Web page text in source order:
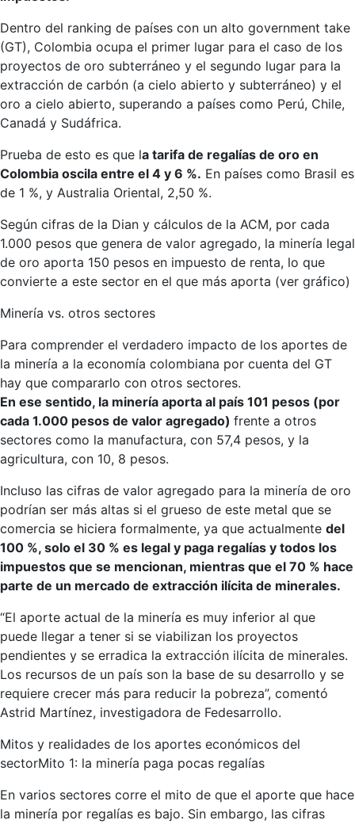
Dentro del ranking de países con un alto government take
(GT), Colombia ocupa el primer lugar para el caso de los
proyectos de oro subterráneo y el segundo lugar para la
extracción de carbón (a cielo abierto y subterráneo) y el
oro a cielo abierto, superando a países como Perú, Chile,
Canadá y Sudáfrica.
Prueba de esto es que la tarifa de regalías de oro en
Colombia oscila entre el 4 y 6 %. En países como Brasil es
de 1 %, y Australia Oriental, 2,50 %.
Según cifras de la Dian y cálculos de la ACM, por cada
1.000 pesos que genera de valor agregado, la minería legal
de oro aporta 150 pesos en impuesto de renta, lo que
convierte a este sector en el que más aporta (ver gráfico)
Minería vs. otros sectores
Para comprender el verdadero impacto de los aportes de
la minería a la economía colombiana por cuenta del GT
hay que compararlo con otros sectores.
En ese sentido, la minería aporta al país 101 pesos (por
cada 1.000 pesos de valor agregado) frente a otros
sectores como la manufactura, con 57,4 pesos, y la
agricultura, con 10, 8 pesos.
Incluso las cifras de valor agregado para la minería de oro
podrían ser más altas si el grueso de este metal que se
comercia se hiciera formalmente, ya que actualmente del
100 %, solo el 30 % es legal y paga regalías y todos los
impuestos que se mencionan, mientras que el 70 % hace
parte de un mercado de extracción ilícita de minerales.
“El aporte actual de la minería es muy inferior al que
puede llegar a tener si se viabilizan los proyectos
pendientes y se erradica la extracción ilícita de minerales.
Los recursos de un país son la base de su desarrollo y se
requiere crecer más para reducir la pobreza”, comentó
Astrid Martínez, investigadora de Fedesarrollo.
Mitos y realidades de los aportes económicos del
sectorMito 1: la minería paga pocas regalías
En varios sectores corre el mito de que el aporte que hace
la minería por regalías es bajo. Sin embargo, las cifras